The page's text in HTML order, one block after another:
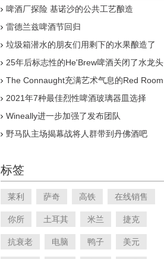
啤酒厂探险 基诺沙的公共工艺酿造
雷德兰兹啤酒节回归
垃圾箱潜水的朋友们用剩下的水果酿造了
25年后标志性的He'Brew啤酒关闭了水龙头
The Connaught充满艺术气息的Red Room
2021年7种最佳烈性啤酒玻璃器皿选择
Wineally进一步加强了发布团队
野马队主场揭幕战将人群带到丹佛酒吧
标签
莱利 萨奇 高铁 在线销售
你所 土耳其 米兰 捷克
抗衰老 电脑 鸭子 美元